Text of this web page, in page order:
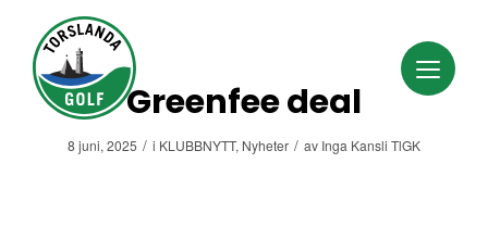
Greenfee deal
8 juni, 2025 / i KLUBBNYTT, Nyheter / av Inga Kansli TlGK